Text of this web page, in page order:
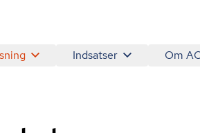
Indsatser Om